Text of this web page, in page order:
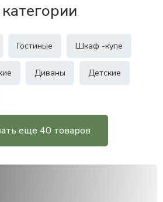
Гостиные Шкаф -купе
Диваны Детские
еще 40 товаров